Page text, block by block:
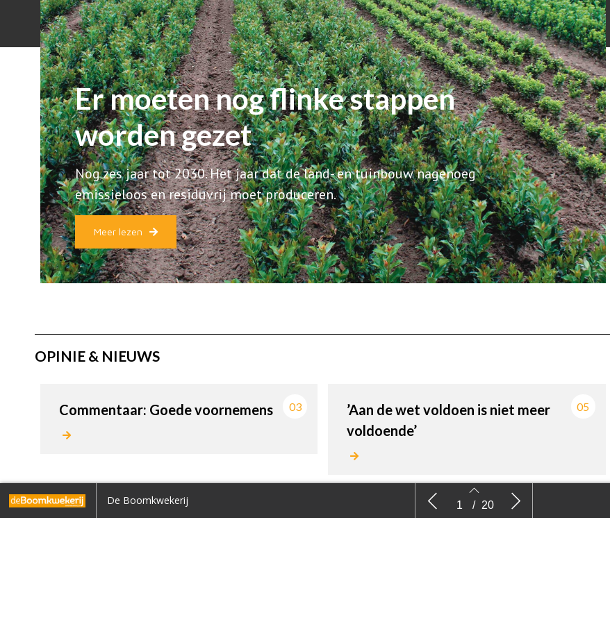
Terug naar overzicht
’Houtige gewassen te generiek
ingedeeld voor Britse grenscontroles’
De Boomkwekerij 1 / 20
Er moeten nog flinke stappen
worden gezet
Nog zes jaar tot 2030. Het jaar dat de land- en tuinbouw nagenoeg
emissieloos en residuvrij moet produceren.
Meer lezen
OPINIE & NIEUWS
Commentaar: Goede voornemens 03
’Aan de wet voldoen is niet meer
voldoende’
05